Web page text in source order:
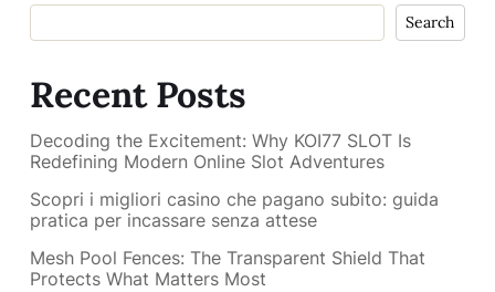
Search
Recent Posts
Decoding the Excitement: Why KOI77 SLOT Is
Redefining Modern Online Slot Adventures
Scopri i migliori casino che pagano subito: guida
pratica per incassare senza attese
Mesh Pool Fences: The Transparent Shield That
Protects What Matters Most